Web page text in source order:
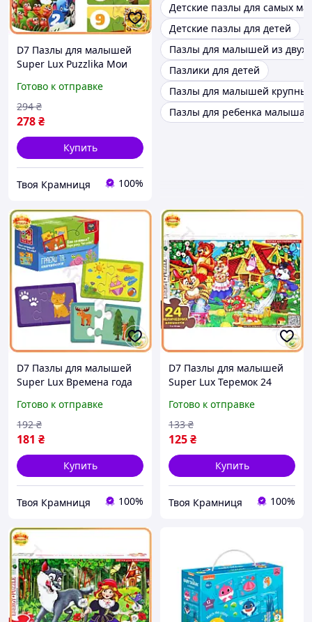
D7 Пазлы для малышей
Super Lux Puzzlika Мои
детей от 3 лет
развивающие игры п
MOD58L
Готово к отправке
278₴
294 ₴
Купить
Твоя Крамниця 100%
Детские пазлы для самых
Детские пазлы для детей
Пазлы для малышей из двух
Пазлики для детей
Пазлы для малышей
Пазлы для ребенка малыша
D7 Пазлы для малышей
Super Lux Времена года
развития логики и
моторики обучающи
MOD58L
Готово к отправке
181 ₴
192 ₴
Купить
Твоя Крамниця 100%
D7 Пазлы для малышей
Super Lux Теремок 24
развивающие игрушки
для детей логические игр
MOD58L
Готово к отправке
125₴
133 ₴
Купить
Твоя Крамниця 100%